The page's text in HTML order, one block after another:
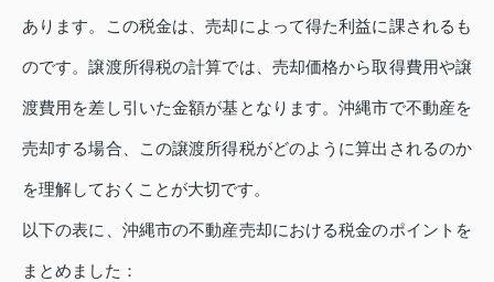
あります。この税金は、売却によって得た利益に課されるも
のです。譲渡所得税の計算では、売却価格から取得費用や譲
渡費用を差し引いた金額が基となります。沖縄市で不動産を
売却する場合、この譲渡所得税がどのように算出されるのか
を理解しておくことが大切です。
以下の表に、沖縄市の不動産売却における税金のポイントを
まとめました：